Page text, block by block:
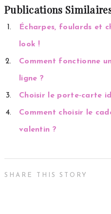
Publications
Écharpes, foulards et
look !
Comment fonctionne
ligne ?
Choisir le porte-carte
Comment choisir le
valentin ?
SHARE THIS STORY